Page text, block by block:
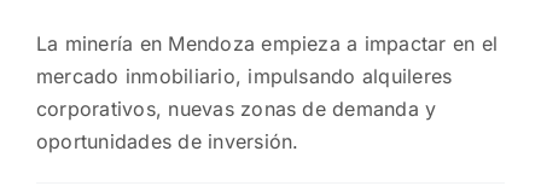
La minería en Mendoza empieza a impactar en el
mercado inmobiliario, impulsando alquileres
corporativos, nuevas zonas de demanda y
oportunidades de inversión.